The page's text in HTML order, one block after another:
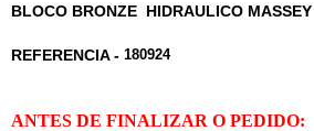
BLOCO BRONZE HIDRAULICO MASSEY
REFERENCIA - 180924
ANTES DE FINALIZAR O PEDIDO: